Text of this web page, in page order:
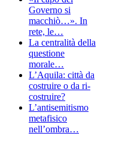
Governo si
macchiò…». In
rete, le…
La centralità della
questione
morale…
L’Aquila: città da
costruire o da ri-
costruire?
L’antisemitismo
metafisico
nell’ombra…